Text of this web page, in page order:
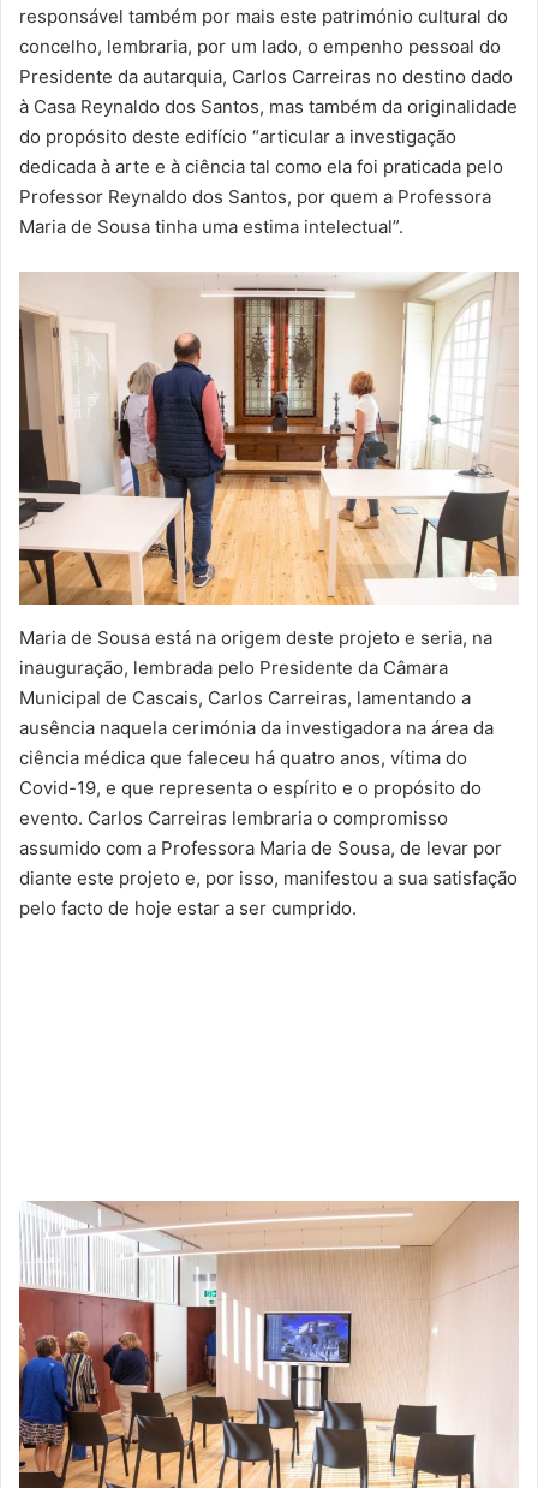
responsável também por mais este património cultural do
concelho, lembraria, por um lado, o empenho pessoal do
Presidente da autarquia, Carlos Carreiras no destino dado
à Casa Reynaldo dos Santos, mas também da originalidade
do propósito deste edifício “articular a investigação
dedicada à arte e à ciência tal como ela foi praticada pelo
Professor Reynaldo dos Santos, por quem a Professora
Maria de Sousa tinha uma estima intelectual”.
Maria de Sousa está na origem deste projeto e seria, na
inauguração, lembrada pelo Presidente da Câmara
Municipal de Cascais, Carlos Carreiras, lamentando a
ausência naquela cerimónia da investigadora na área da
ciência médica que faleceu há quatro anos, vítima do
Covid-19, e que representa o espírito e o propósito do
evento. Carlos Carreiras lembraria o compromisso
assumido com a Professora Maria de Sousa, de levar por
diante este projeto e, por isso, manifestou a sua satisfação
pelo facto de hoje estar a ser cumprido.